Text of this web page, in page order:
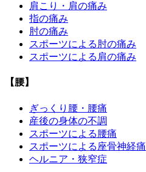
肩こり・肩の痛み
指の痛み
肘の痛み
スポーツによる肘の痛み
スポーツによる肩の痛み
【腰】
ぎっくり腰・腰痛
産後の身体の不調
スポーツによる腰痛
スポーツによる座骨神経痛
ヘルニア・狭窄症